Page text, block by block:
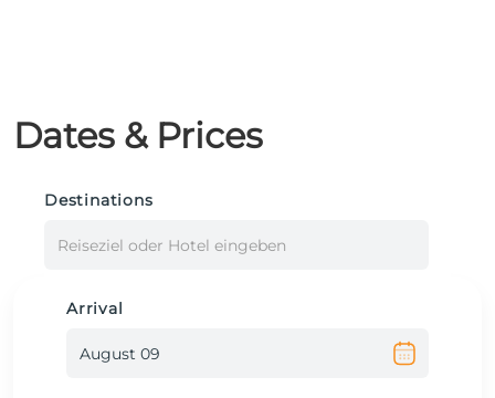
Dates & Prices
Destinations
Reiseziel oder Hotel eingeben
Arrival